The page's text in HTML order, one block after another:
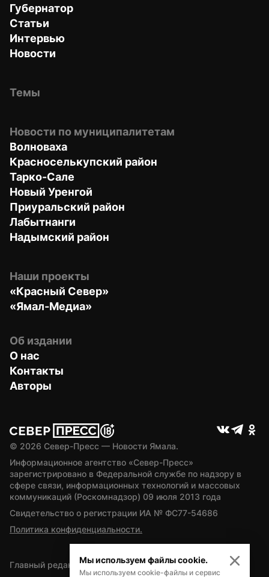
Губернатор
Статьи
Интервью
Новости
Темы
Новости по муниципалитетам
Волноваха
Красноселькупский район
Тарко-Сале
Новый Уренгой
Приуральский район
Лабытнанги
Надымский район
Наши проекты
«Красный Север»
«Ямал-Медиа»
Об издании
О нас
Контакты
Авторы
© 2026 Север-Пресс — Новости Ямала.
Информационное агентство «Север-Пресс»
зарегистрировано в Федеральной службе по надзору в
сфере связи, информационных технологий и массовых
коммуникаций (Роскомнадзор) 09 июля 2013 года
Свидетельство о регистрации ИА № ФС77-54686
Политика конфиденциальности.
Главный редактор — А.Л. Поздеев
Мы используем файлы cookie.
Мы используем cookie-файлы и сервис